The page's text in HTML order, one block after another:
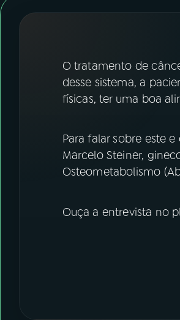
FESTIVAL DE MÚSICA
YouTube
O tratamento de
desse sistema, a
físicas, ter uma boa
Para falar sobre este
Marcelo Steiner,
Osteometabolismo
Ouça a entrevista no